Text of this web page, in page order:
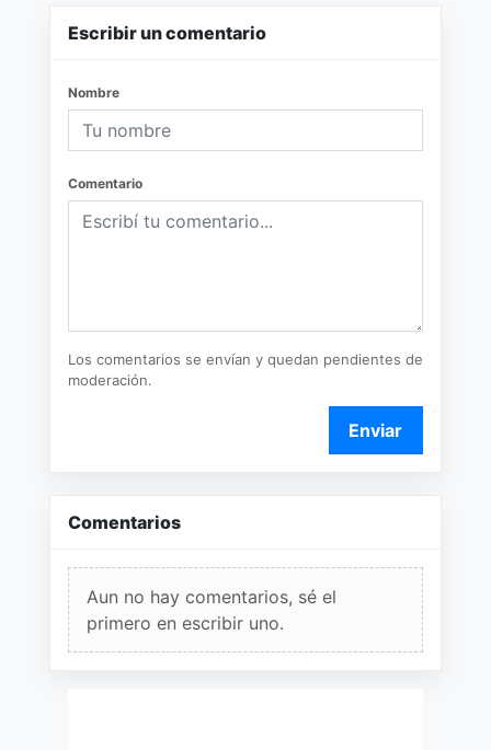
Escribir un comentario
Nombre
Comentario
Los comentarios se envían y quedan pendientes de
moderación.
Enviar
Comentarios
Aun no hay comentarios, sé el
primero en escribir uno.